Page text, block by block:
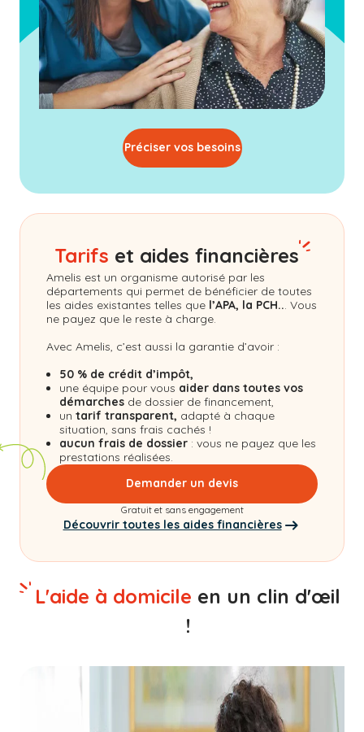
Préciser vos besoins
Tarifs et aides financières
Amelis est un organisme autorisé par les
départements qui permet de bénéficier de toutes
les aides existantes telles que l’APA, la PCH... Vous
ne payez que le reste à charge.
Avec Amelis, c’est aussi la garantie d’avoir :
50 % de crédit d’impôt,
une équipe pour vous aider dans toutes vos
démarches de dossier de financement,
un tarif transparent, adapté à chaque
situation, sans frais cachés !
aucun frais de dossier : vous ne payez que les
prestations réalisées.
Demander un devis
Gratuit et sans engagement
Découvrir toutes les aides financières
L'aide à domicile en un clin d'œil
!